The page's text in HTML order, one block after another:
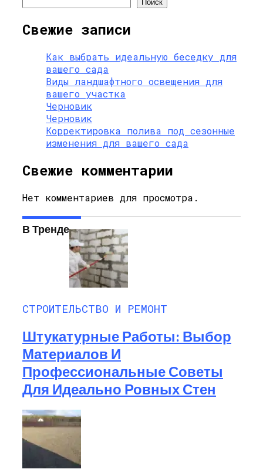
Поиск
Свежие записи
Как выбрать идеальную беседку для
вашего сада
Виды ландшафтного освещения для
вашего участка
Черновик
Черновик
Корректировка полива под сезонные
изменения для вашего сада
Свежие комментарии
Нет комментариев для просмотра.
В Тренде
СТРОИТЕЛЬСТВО И РЕМОНТ
Штукатурные Работы: Выбор
Материалов И
Профессиональные Советы
Для Идеально Ровных Стен